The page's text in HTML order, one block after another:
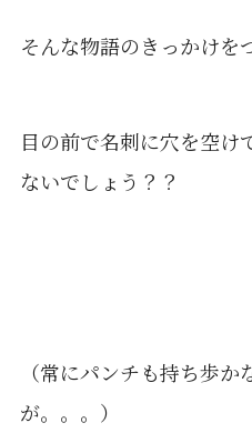
そんな物語のきっかけを
目の前で名刺に穴を空け
ないでしょう？？
（常にパンチも持ち歩
が。。。）